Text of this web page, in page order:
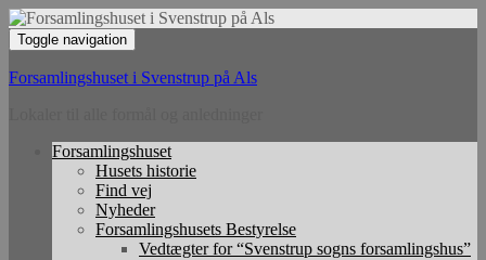
Toggle navigation
Forsamlingshuset i Svenstrup på Als
Forsamlingshuset
Husets historie
Find vej
Nyheder
Forsamlingshusets Bestyrelse
Vedtægter for “Svenstrup sogns forsamlingshus”